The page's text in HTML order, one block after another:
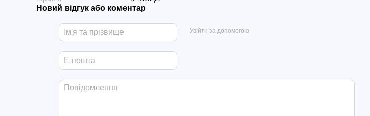
Новий відгук або коментар
Увійти за допомогою